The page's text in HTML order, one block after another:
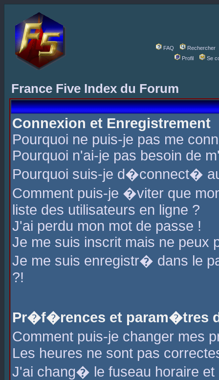
FAQ
Rechercher
Profil
Se
France Five Index du Forum
Connexion et Enregistrement
Pourquoi ne puis-je pas me
Pourquoi n'ai-je pas besoin de
Pourquoi suis-je d�connect�
Comment puis-je �viter que
liste des utilisateurs en ligne ?
J'ai perdu mon mot de passe !
Je me suis inscrit mais ne peux
Je me suis enregistr� dans le
?!
Pr�f�rences et param�tres
Comment puis-je changer mes
Les heures ne sont pas
J'ai chang� le fuseau horaire